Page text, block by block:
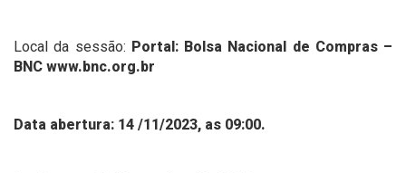
Local da sessão: Portal: Bolsa Nacional de Compras –
BNC www.bnc.org.br
Data abertura: 14 /11/2023, as 09:00.